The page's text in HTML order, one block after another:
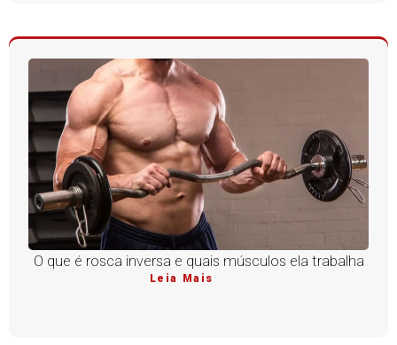
O que é rosca inversa e quais músculos ela trabalha
Leia Mais